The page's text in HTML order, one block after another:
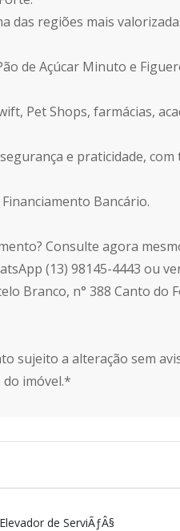
das regiões mais
de Açúcar Minuto e
Pet Shops, farmácias,
e praticidade,
Bancário.
Consulte agora
(13) 98145-4443 ou
Branco, n° 388 Canto do
sujeito a alteração sem
imóvel.*
Elevador de ServiÃƒÂ§